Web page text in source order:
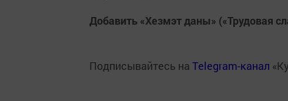
Добавить «Хезмэт даны» («Трудовая
Подписывайтесь на Telegram-канал